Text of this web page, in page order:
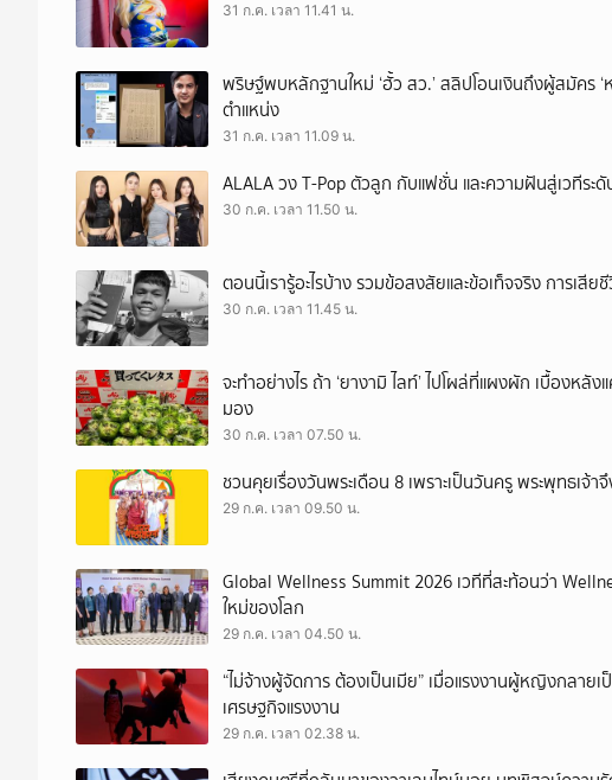
31 ก.ค. เวลา 11.41 น.
พริษฐ์พบหลักฐานใหม่ ‘ฮั้ว สว.’ สลิปโอนเงินถึงผู้สมัคร
ตำแหน่ง
31 ก.ค. เวลา 11.09 น.
ALALA วง T-Pop ตัวลูก กับแฟชั่น และความฝันสู่เวทีระดั
30 ก.ค. เวลา 11.50 น.
ตอนนี้เรารู้อะไรบ้าง รวมข้อสงสัยและข้อเท็จจริง การเสียชี
30 ก.ค. เวลา 11.45 น.
จะทำอย่างไร ถ้า ‘ยางามิ ไลท์’ ไปโผล่ที่แผงผัก เบื้องห
มอง
30 ก.ค. เวลา 07.50 น.
ชวนคุยเรื่องวันพระเดือน 8 เพราะเป็นวันครู พระพุทธเจ้า
29 ก.ค. เวลา 09.50 น.
Global Wellness Summit 2026 เวทีที่สะท้อนว่า
ใหม่ของโลก
29 ก.ค. เวลา 04.50 น.
“ไม่จ้างผู้จัดการ ต้องเป็นเมีย” เมื่อแรงงานผู้หญิงกลาย
เศรษฐกิจแรงงาน
29 ก.ค. เวลา 02.38 น.